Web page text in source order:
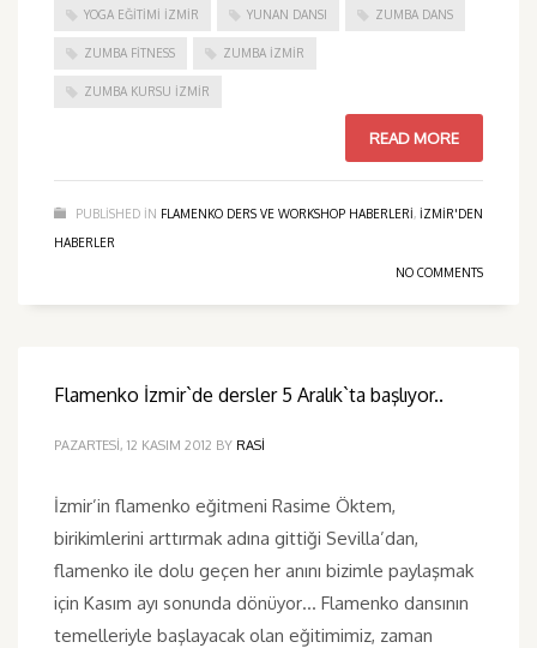
YOGA EĞITIMI İZMIR YUNAN DANSI ZUMBA DANS
ZUMBA FITNESS ZUMBA İZMIR
ZUMBA KURSU İZMIR
READ MORE
PUBLISHED IN FLAMENKO DERS VE WORKSHOP HABERLERI, IZMIR'DEN
HABERLER
NO COMMENTS
Flamenko İzmir`de dersler 5 Aralık`ta başlıyor..
PAZARTESI, 12 KASIM 2012 BY RASI
İzmir’in flamenko eğitmeni Rasime Öktem,
birikimlerini arttırmak adına gittiği Sevilla’dan,
flamenko ile dolu geçen her anını bizimle paylaşmak
için Kasım ayı sonunda dönüyor… Flamenko dansının
temelleriyle başlayacak olan eğitimimiz, zaman